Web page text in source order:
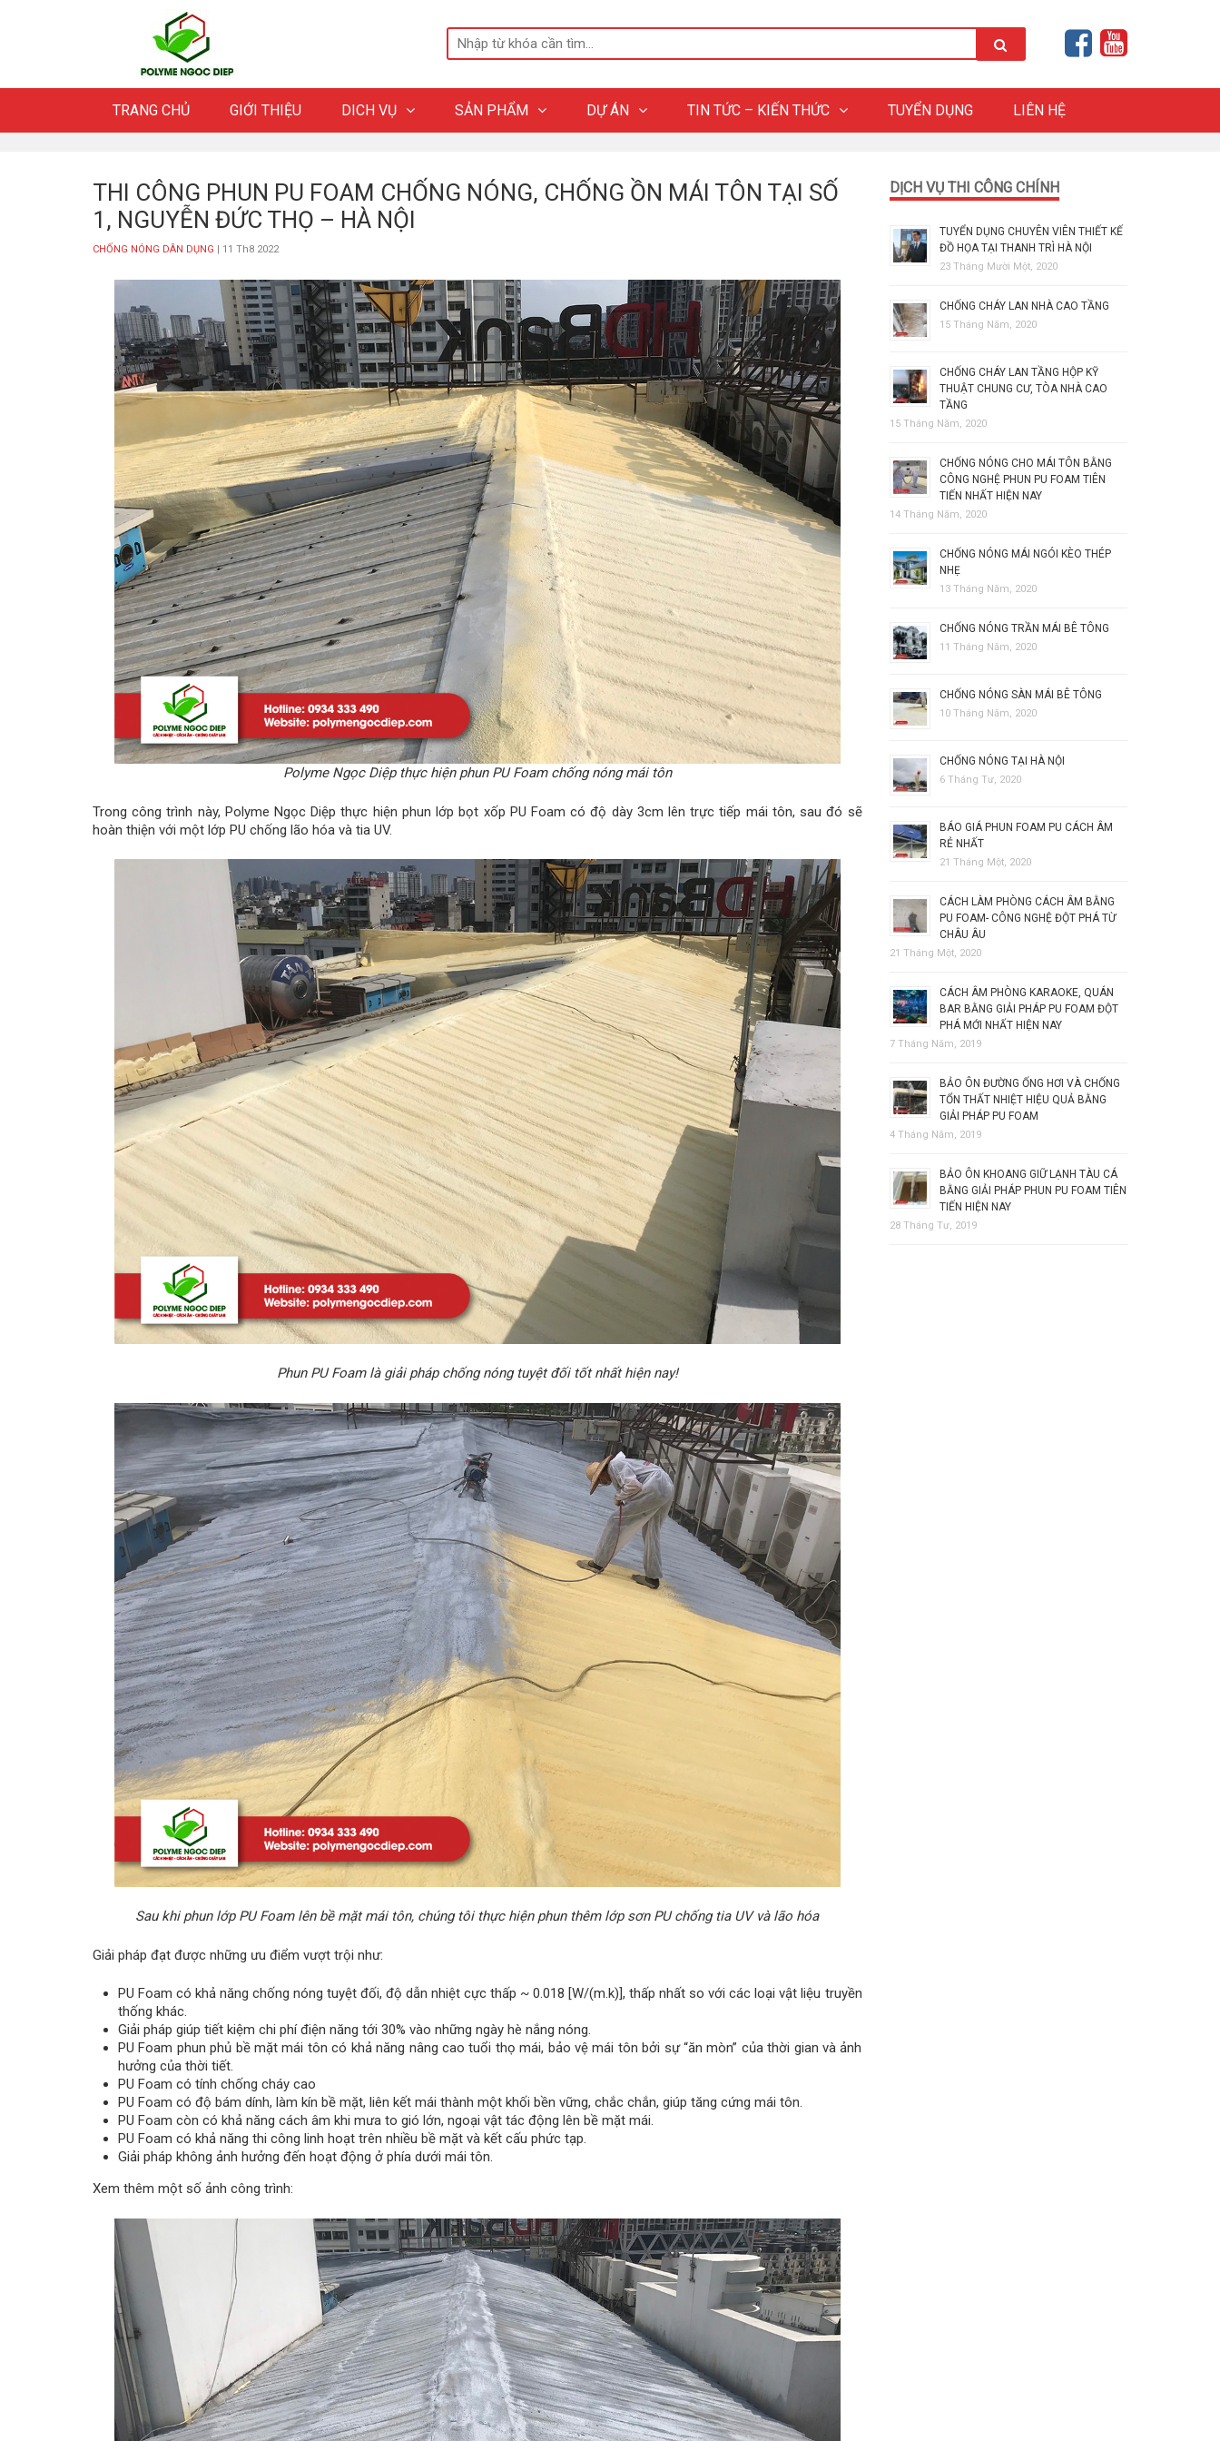
TRANG CHỦ GIỚI THIỆU DICH VỤ SẢN PHẨM DỰ ÁN TIN TỨC – KIẾN THỨC TUYỂN DỤNG LIÊN HỆ
THI CÔNG PHUN PU FOAM CHỐNG NÓNG, CHỐNG ỒN MÁI TÔN TẠI SỐ
1, NGUYỄN ĐỨC THỌ – HÀ NỘI
CHỐNG NÓNG DÂN DỤNG | 11 Th8 2022
Polyme Ngọc Diệp thực hiện phun PU Foam chống nóng mái tôn
Trong công trình này, Polyme Ngọc Diệp thực hiện phun lớp bọt xốp PU Foam có độ dày 3cm lên trực tiếp mái tôn, sau đó sẽ
hoàn thiện với một lớp PU chống lão hóa và tia UV.
Phun PU Foam là giải pháp chống nóng tuyệt đối tốt nhất hiện nay!
Sau khi phun lớp PU Foam lên bề mặt mái tôn, chúng tôi thực hiện phun thêm lớp sơn PU chống tia UV và lão hóa
Giải pháp đạt được những ưu điểm vượt trội như:
PU Foam có khả năng chống nóng tuyệt đối, độ dẫn nhiệt cực thấp ~ 0.018 [W/(m.k)], thấp nhất so với các loại vật liệu truyền
thống khác.
Giải pháp giúp tiết kiệm chi phí điện năng tới 30% vào những ngày hè nắng nóng.
PU Foam phun phủ bề mặt mái tôn có khả năng nâng cao tuổi thọ mái, bảo vệ mái tôn bởi sự “ăn mòn” của thời gian và ảnh
hưởng của thời tiết.
PU Foam có tính chống cháy cao
PU Foam có độ bám dính, làm kín bề mặt, liên kết mái thành một khối bền vững, chắc chắn, giúp tăng cứng mái tôn.
PU Foam còn có khả năng cách âm khi mưa to gió lớn, ngoại vật tác động lên bề mặt mái.
PU Foam có khả năng thi công linh hoạt trên nhiều bề mặt và kết cấu phức tạp.
Giải pháp không ảnh hưởng đến hoạt động ở phía dưới mái tôn.
Xem thêm một số ảnh công trình:
DỊCH VỤ THI CÔNG CHÍNH
TUYỂN DỤNG CHUYÊN VIÊN THIẾT KẾ
ĐỒ HỌA TẠI THANH TRÌ HÀ NỘI
23 Tháng Mười Một, 2020
CHỐNG CHÁY LAN NHÀ CAO TẦNG
15 Tháng Năm, 2020
CHỐNG CHÁY LAN TẦNG HỘP KỸ
THUẬT CHUNG CƯ, TÒA NHÀ CAO
TẦNG
15 Tháng Năm, 2020
CHỐNG NÓNG CHO MÁI TÔN BẰNG
CÔNG NGHỆ PHUN PU FOAM TIÊN
TIẾN NHẤT HIỆN NAY
14 Tháng Năm, 2020
CHỐNG NÓNG MÁI NGÓI KÈO THÉP
NHẸ
13 Tháng Năm, 2020
CHỐNG NÓNG TRẦN MÁI BÊ TÔNG
11 Tháng Năm, 2020
CHỐNG NÓNG SÀN MÁI BÊ TÔNG
10 Tháng Năm, 2020
CHỐNG NÓNG TẠI HÀ NỘI
6 Tháng Tư, 2020
BÁO GIÁ PHUN FOAM PU CÁCH ÂM
RẺ NHẤT
21 Tháng Một, 2020
CÁCH LÀM PHÒNG CÁCH ÂM BẰNG
PU FOAM- CÔNG NGHỆ ĐỘT PHÁ TỪ
CHÂU ÂU
21 Tháng Một, 2020
CÁCH ÂM PHÒNG KARAOKE, QUÁN
BAR BẰNG GIẢI PHÁP PU FOAM ĐỘT
PHÁ MỚI NHẤT HIỆN NAY
7 Tháng Năm, 2019
BẢO ÔN ĐƯỜNG ỐNG HƠI VÀ CHỐNG
TỔN THẤT NHIỆT HIỆU QUẢ BẰNG
GIẢI PHÁP PU FOAM
4 Tháng Năm, 2019
BẢO ÔN KHOANG GIỮ LẠNH TÀU CÁ
BẰNG GIẢI PHÁP PHUN PU FOAM TIÊN
TIẾN HIỆN NAY
28 Tháng Tư, 2019